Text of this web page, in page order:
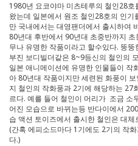
1980년 요코야마 미츠테루의 철인28
왔는데 일본에서 원조 철인28호의 인
만 국내에서는 대영팬더에서 출시하여
80년대 후반에서 90년대 초중반까지
무나 유명한 작품이라고 할수있다. 뚱
부진 보디빌더같은 8~9등신의 철인의
일본 애니메이션에 유명한 인물들이 작
아 80년대 작품이지만 세련된 화풍이
지 철인의 작화풍과 2기에 해당하는 27
르다. 예를 들어 철인이 머리가 조금 소
어진 모습으로 바뀌는등 반다이에서
습 액션 토이즈에서 출시한 철인은 대체
(간혹 에피소드마다 1기에도 2기의 작
다.)